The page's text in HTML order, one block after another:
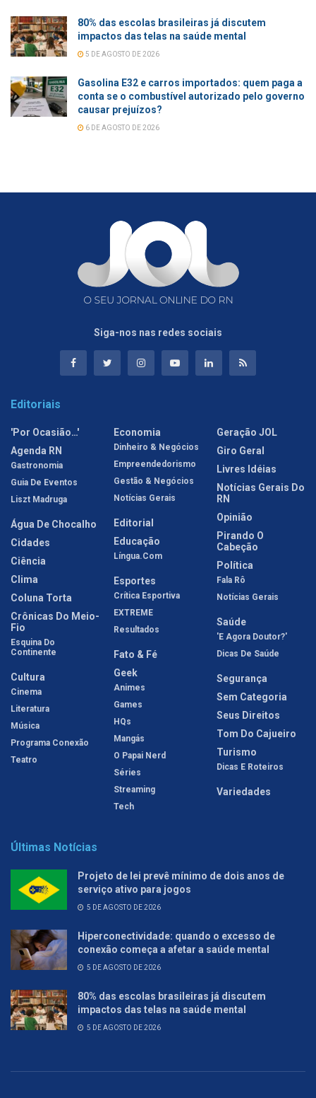
80% das escolas brasileiras já discutem
impactos das telas na saúde mental
5 DE AGOSTO DE 2026
Gasolina E32 e carros importados: quem paga a
conta se o combustível autorizado pelo governo
causar prejuízos?
6 DE AGOSTO DE 2026
Siga-nos nas redes sociais
Editoriais
'Por Ocasião…'
Agenda RN
Gastronomia
Guia De Eventos
Liszt Madruga
Água De Chocalho
Cidades
Ciência
Clima
Coluna Torta
Crônicas Do Meio-
Fio
Esquina Do
Continente
Cultura
Cinema
Literatura
Música
Programa Conexão
Teatro
Economia
Dinheiro & Negócios
Empreendedorismo
Gestão & Negócios
Notícias Gerais
Editorial
Educação
Língua.com
Esportes
Crítica Esportiva
EXTREME
Resultados
Fato & Fé
Geek
Animes
Games
HQs
Mangás
O Papai Nerd
Séries
Streaming
Tech
Geração JOL
Giro Geral
Livres Idéias
Notícias Gerais Do
RN
Opinião
Pirando O
Cabeção
Política
Fala Rô
Notícias Gerais
Saúde
'E Agora Doutor?'
Dicas De Saúde
Segurança
Sem Categoria
Seus Direitos
Tom Do Cajueiro
Turismo
Dicas E Roteiros
Variedades
Últimas Notícias
Projeto de lei prevê mínimo de dois anos de
serviço ativo para jogos
5 DE AGOSTO DE 2026
Hiperconectividade: quando o excesso de
conexão começa a afetar a saúde mental
5 DE AGOSTO DE 2026
80% das escolas brasileiras já discutem
impactos das telas na saúde mental
5 DE AGOSTO DE 2026